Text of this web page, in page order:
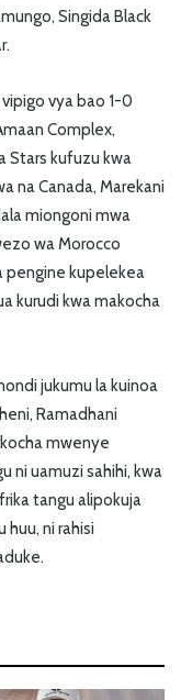
Singida Black
vya bao 1-0
Complex,
Stars kufuzu kwa
na Canada, Marekani
miongoni mwa
wa Morocco
pengine kupelekea
kurudi kwa makocha
jukumu la kuinoa
Ramadhani
mwenye
ni uamuzi sahihi, kwa
tangu alipokuja
ni rahisi